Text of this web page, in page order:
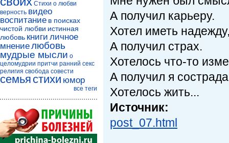
А получил карьеру.
Хотел иметь
А получил страх.
Хотелось что-то
А получил я
Хотелось жить...
Источник:
post_07.html
Стихи о любви
верность видео
воспитание в поисках
чистой любви истинная
любовь книги личное
мнениелюбовь
мудрые мысли о
целомудрии притчи ранний секс
религия свобода совести
семья стихи юмор
все теги